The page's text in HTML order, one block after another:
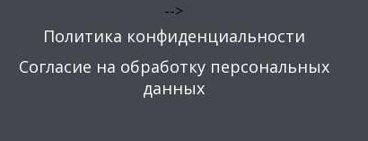
-->
Политика конфиденциальности
Согласие на обработку персональных
данных